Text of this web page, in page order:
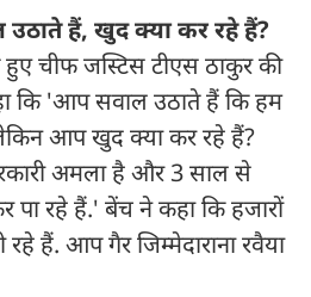
उठाते हैं, खुद क्या कर रहे हैं?
हुए चीफ जस्टिस टीएस ठाकुर की
कि 'आप सवाल उठाते हैं कि हम
आप खुद क्या कर रहे हैं?
अमला है और 3 साल से
पा रहे हैं.' बेंच ने कहा कि हजारों
रहे हैं. आप गैर जिम्मेदाराना रवैया